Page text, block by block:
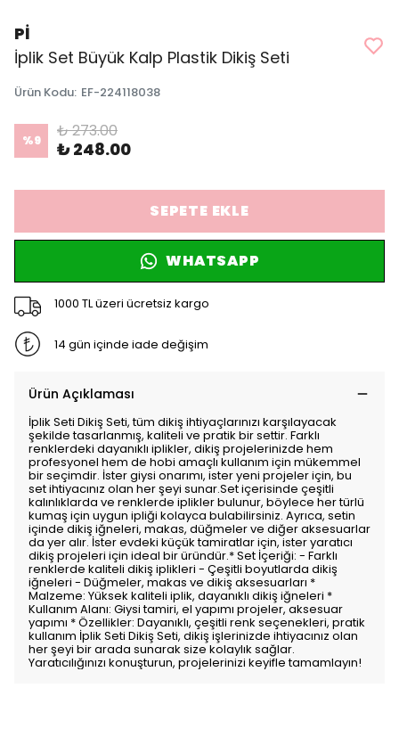
Pİ
İplik Set Büyük Kalp Plastik Dikiş Seti
Ürün Kodu: EF-224118038
%9 ₺ 273.00
₺ 248.00
SEPETE EKLE
WHATSAPP
1000 TL üzeri ücretsiz kargo
14 gün içinde iade değişim
Ürün Açıklaması
İplik Seti Dikiş Seti, tüm dikiş ihtiyaçlarınızı karşılayacak
şekilde tasarlanmış, kaliteli ve pratik bir settir. Farklı
renklerdeki dayanıklı iplikler, dikiş projelerinizde hem
profesyonel hem de hobi amaçlı kullanım için mükemmel
bir seçimdir. İster giysi onarımı, ister yeni projeler için, bu
set ihtiyacınız olan her şeyi sunar.Set içerisinde çeşitli
kalınlıklarda ve renklerde iplikler bulunur, böylece her türlü
kumaş için uygun ipliği kolayca bulabilirsiniz. Ayrıca, setin
içinde dikiş iğneleri, makas, düğmeler ve diğer aksesuarlar
da yer alır. İster evdeki küçük tamiratlar için, ister yaratıcı
dikiş projeleri için ideal bir üründür.* Set İçeriği: - Farklı
renklerde kaliteli dikiş iplikleri - Çeşitli boyutlarda dikiş
iğneleri - Düğmeler, makas ve dikiş aksesuarları *
Malzeme: Yüksek kaliteli iplik, dayanıklı dikiş iğneleri *
Kullanım Alanı: Giysi tamiri, el yapımı projeler, aksesuar
yapımı * Özellikler: Dayanıklı, çeşitli renk seçenekleri, pratik
kullanım İplik Seti Dikiş Seti, dikiş işlerinizde ihtiyacınız olan
her şeyi bir arada sunarak size kolaylık sağlar.
Yaratıcılığınızı konuşturun, projelerinizi keyifle tamamlayın!